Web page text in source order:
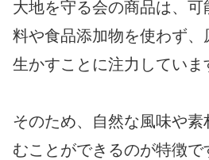
大地を守る会の商品は、
料や食品添加物を使わず、
生かすことに注力していま
そのため、自然な風味や素
むことができるのが特徴で